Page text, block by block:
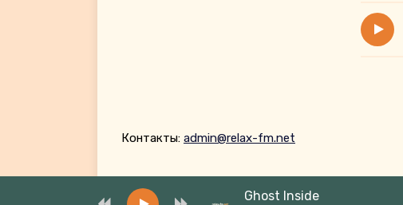
Контакты: admin@relax-fm.net
Ghost Inside